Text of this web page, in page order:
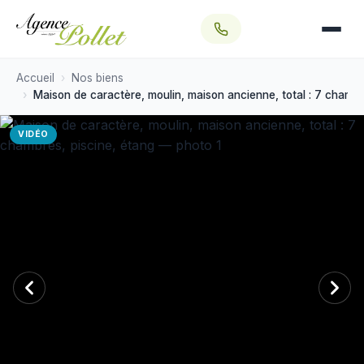
Aubigny-sur-Nère
Sologne
Bourges
Vendu par l'agence
Accueil
Nos biens
Maison de caractère, moulin, maison ancienne, total : 7
VIDÉO